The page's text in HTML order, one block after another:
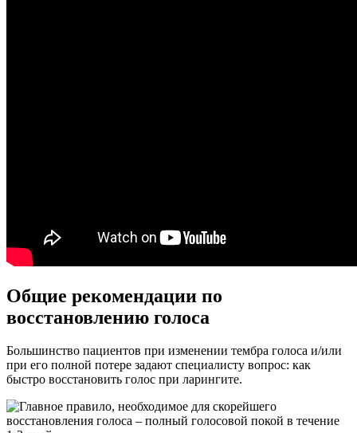
Общие рекомендации по
восстановлению голоса
Большинство пациентов при изменении тембра голоса и/или
при его полной потере задают специалисту вопрос: как
быстро восстановить голос при ларингите.